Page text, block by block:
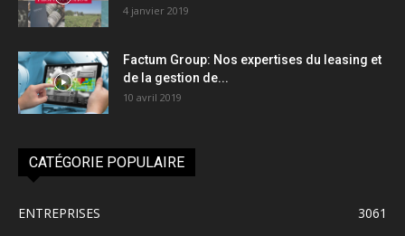
4 janvier 2019
Factum Group: Nos expertises du leasing et
de la gestion de...
10 avril 2019
CATÉGORIE POPULAIRE
ENTREPRISES
3061